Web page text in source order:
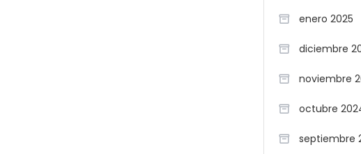
enero 2025
diciembre
noviembre
octubre
septiembre